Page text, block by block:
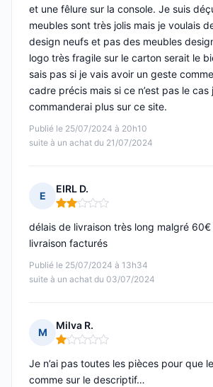
Publié le 25/07/2024 à 20h10
suite à un achat du 21/07/2024
et une fêlure sur la console. Je suis
meubles sont très jolis mais je voulais
design neufs et pas des meubles
logo très fragile sur le carton serait le
sais pas si je vais avoir un geste
cadre précis mais si ce n’est pas le cas
commanderai plus sur ce site.
E
EIRL D.
Note : 2 sur 5
Publié le 25/07/2024 à 13h34
suite à un achat du 03/07/2024
délais de livraison très long malgré
livraison facturés
M
Milva R.
Note : 1 sur 5
Je n’ai pas toutes les pièces pour que
comme sur le descriptif…